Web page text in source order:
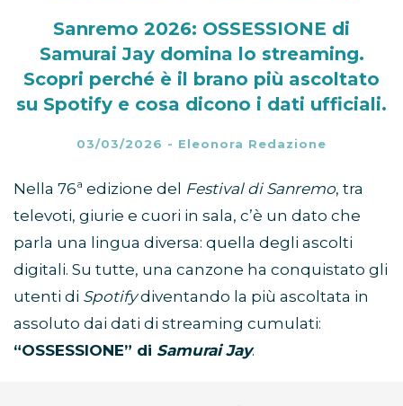
Sanremo 2026: OSSESSIONE di
Samurai Jay domina lo streaming.
Scopri perché è il brano più ascoltato
su Spotify e cosa dicono i dati ufficiali.
03/03/2026 - Eleonora Redazione
Nella 76ª edizione del Festival di Sanremo, tra
televoti, giurie e cuori in sala, c’è un dato che
parla una lingua diversa: quella degli ascolti
digitali. Su tutte, una canzone ha conquistato gli
utenti di Spotifydiventando la più ascoltata in
assoluto dai dati di streaming cumulati:
“OSSESSIONE” di Samurai Jay.